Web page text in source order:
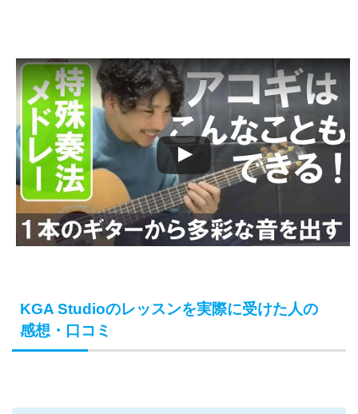
KGA Studioのレッスンを実際に受けた人の
感想・口コミ